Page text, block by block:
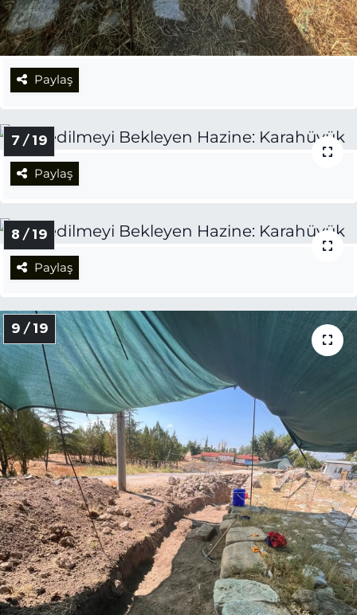
Paylaş
7 / 19
Paylaş
8 / 19
Paylaş
9 / 19